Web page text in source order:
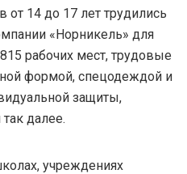
от 14 до 17 лет трудились
«Норникель» для
рабочих мест, трудовые
формой, спецодеждой и
защиты,
далее.
учреждениях